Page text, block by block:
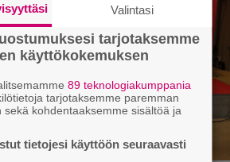
Valintasi
tarjotaksemme
käyttökokemuksen
89 teknologiakumppania
tarjotaksemme paremman
sekä kohdentaaksemme sisältöä ja
tietojesi käyttöön seuraavasti